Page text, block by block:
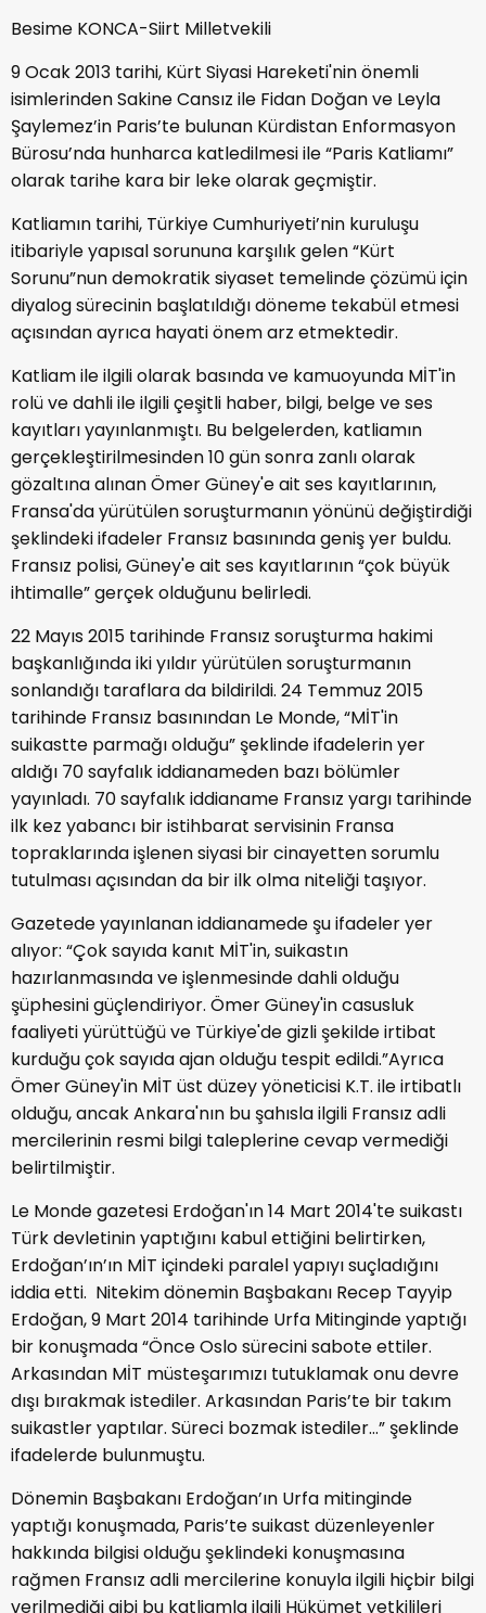
Besime KONCA-Siirt Milletvekili
9 Ocak 2013 tarihi, Kürt Siyasi Hareketi'nin önemli
isimlerinden Sakine Cansız ile Fidan Doğan ve Leyla
Şaylemez’in Paris’te bulunan Kürdistan Enformasyon
Bürosu’nda hunharca katledilmesi ile “Paris Katliamı”
olarak tarihe kara bir leke olarak geçmiştir.
Katliamın tarihi, Türkiye Cumhuriyeti’nin kuruluşu
itibariyle yapısal sorununa karşılık gelen “Kürt
Sorunu”nun demokratik siyaset temelinde çözümü için
diyalog sürecinin başlatıldığı döneme tekabül etmesi
açısından ayrıca hayati önem arz etmektedir.
Katliam ile ilgili olarak basında ve kamuoyunda MİT'in
rolü ve dahli ile ilgili çeşitli haber, bilgi, belge ve ses
kayıtları yayınlanmıştı. Bu belgelerden, katliamın
gerçekleştirilmesinden 10 gün sonra zanlı olarak
gözaltına alınan Ömer Güney'e ait ses kayıtlarının,
Fransa'da yürütülen soruşturmanın yönünü değiştirdiği
şeklindeki ifadeler Fransız basınında geniş yer buldu.
Fransız polisi, Güney'e ait ses kayıtlarının “çok büyük
ihtimalle” gerçek olduğunu belirledi.
22 Mayıs 2015 tarihinde Fransız soruşturma hakimi
başkanlığında iki yıldır yürütülen soruşturmanın
sonlandığı taraflara da bildirildi. 24 Temmuz 2015
tarihinde Fransız basınından Le Monde, “MİT'in
suikastte parmağı olduğu” şeklinde ifadelerin yer
aldığı 70 sayfalık iddianameden bazı bölümler
yayınladı. 70 sayfalık iddianame Fransız yargı tarihinde
ilk kez yabancı bir istihbarat servisinin Fransa
topraklarında işlenen siyasi bir cinayetten sorumlu
tutulması açısından da bir ilk olma niteliği taşıyor.
Gazetede yayınlanan iddianamede şu ifadeler yer
alıyor: “Çok sayıda kanıt MİT'in, suikastın
hazırlanmasında ve işlenmesinde dahli olduğu
şüphesini güçlendiriyor. Ömer Güney'in casusluk
faaliyeti yürüttüğü ve Türkiye'de gizli şekilde irtibat
kurduğu çok sayıda ajan olduğu tespit edildi.”Ayrıca
Ömer Güney'in MİT üst düzey yöneticisi K.T. ile irtibatlı
olduğu, ancak Ankara'nın bu şahısla ilgili Fransız adli
mercilerinin resmi bilgi taleplerine cevap vermediği
belirtilmiştir.
Le Monde gazetesi Erdoğan'ın 14 Mart 2014'te suikastı
Türk devletinin yaptığını kabul ettiğini belirtirken,
Erdoğan’ın’ın MİT içindeki paralel yapıyı suçladığını
iddia etti. Nitekim dönemin Başbakanı Recep Tayyip
Erdoğan, 9 Mart 2014 tarihinde Urfa Mitinginde yaptığı
bir konuşmada “Önce Oslo sürecini sabote ettiler.
Arkasından MİT müsteşarımızı tutuklamak onu devre
dışı bırakmak istediler. Arkasından Paris’te bir takım
suikastler yaptılar. Süreci bozmak istediler…” şeklinde
ifadelerde bulunmuştu.
Dönemin Başbakanı Erdoğan’ın Urfa mitinginde
yaptığı konuşmada, Paris’te suikast düzenleyenler
hakkında bilgisi olduğu şeklindeki konuşmasına
rağmen Fransız adli mercilerine konuyla ilgili hiçbir bilgi
verilmediği gibi bu katliamla ilgili Hükümet yetkilileri